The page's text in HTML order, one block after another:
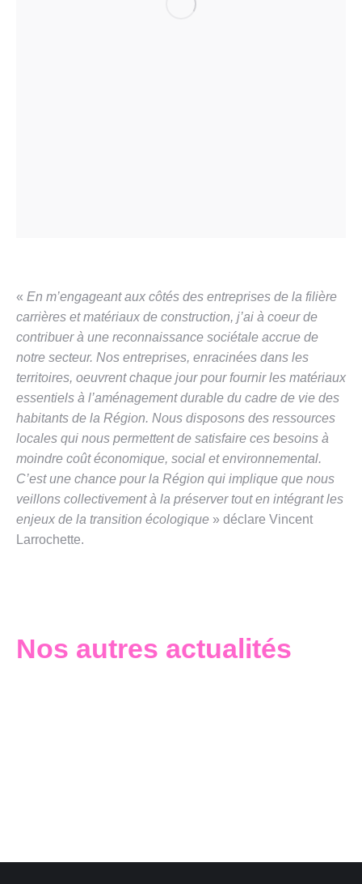
« En m’engageant aux côtés des entreprises de la filière
carrières et matériaux de construction, j’ai à coeur de
contribuer à une reconnaissance sociétale accrue de
notre secteur. Nos entreprises, enracinées dans les
territoires, oeuvrent chaque jour pour fournir les matériaux
essentiels à l’aménagement durable du cadre de vie des
habitants de la Région. Nous disposons des ressources
locales qui nous permettent de satisfaire ces besoins à
moindre coût économique, social et environnemental.
C’est une chance pour la Région qui implique que nous
veillons collectivement à la préserver tout en intégrant les
enjeux de la transition écologique » déclare Vincent
Larrochette.
Nos autres actualités